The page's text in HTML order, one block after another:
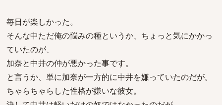
毎日が楽しかった。
そんな中ただ俺の悩みの種というか、ちょっと気にかかっ
ていたのが、
加奈と中井の仲が悪かった事です。
と言うか、単に加奈が一方的に中井を嫌っていたのだが。
ちゃらちゃらした性格が嫌いな彼女。